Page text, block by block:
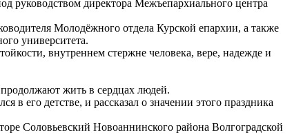
руководством директора Межъепархиального центра
Молодёжного отдела Курской епархии, а также
университета.
внутреннем стержне человека, вере, надежде и
жить в сердцах людей.
его детстве, и рассказал о значении этого праздника
Соловьевский Новоаннинского района Волгоградской